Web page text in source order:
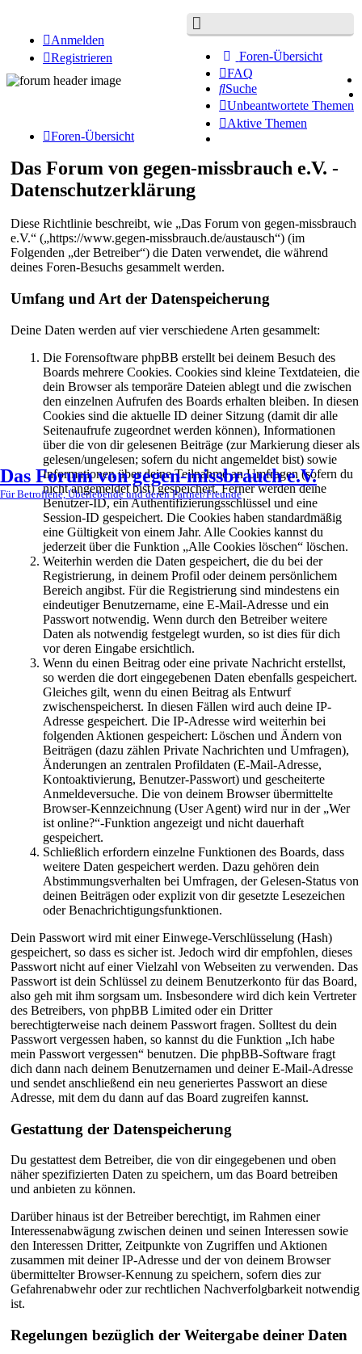
Foren-Übersicht
FAQ
Suche
Unbeantwortete Themen
Aktive Themen
Anmelden
Registrieren
Das Forum von gegen-missbrauch e.V.
Für Betroffene, Überlebende und deren Partner/Freunde
Foren-Übersicht
Das Forum von gegen-missbrauch e.V. -
Datenschutzerklärung
Diese Richtlinie beschreibt, wie „Das Forum von gegen-missbrauch
e.V.“ („https://www.gegen-missbrauch.de/austausch“) (im
Folgenden „der Betreiber“) die Daten verwendet, die während
deines Foren-Besuchs gesammelt werden.
Umfang und Art der Datenspeicherung
Deine Daten werden auf vier verschiedene Arten gesammelt:
Die Forensoftware phpBB erstellt bei deinem Besuch des
Boards mehrere Cookies. Cookies sind kleine Textdateien, die
dein Browser als temporäre Dateien ablegt und die zwischen
den einzelnen Aufrufen des Boards erhalten bleiben. In diesen
Cookies sind die aktuelle ID deiner Sitzung (damit dir alle
Seitenaufrufe zugeordnet werden können), Informationen
über die von dir gelesenen Beiträge (zur Markierung dieser als
gelesen/ungelesen; sofern du nicht angemeldet bist) sowie
Informationen über deine Teilnahme an Umfragen (sofern du
nicht angemeldet bist) gespeichert. Ferner werden deine
Benutzer-ID, ein Authentifizierungsschlüssel und eine
Session-ID gespeichert. Die Cookies haben standardmäßig
eine Gültigkeit von einem Jahr. Alle Cookies kannst du
jederzeit über die Funktion „Alle Cookies löschen“ löschen.
Weiterhin werden die Daten gespeichert, die du bei der
Registrierung, in deinem Profil oder deinem persönlichem
Bereich angibst. Für die Registrierung sind mindestens ein
eindeutiger Benutzername, eine E-Mail-Adresse und ein
Passwort notwendig. Wenn durch den Betreiber weitere
Daten als notwendig festgelegt wurden, so ist dies für dich
vor deren Eingabe ersichtlich.
Wenn du einen Beitrag oder eine private Nachricht erstellst,
so werden die dort eingegebenen Daten ebenfalls gespeichert.
Gleiches gilt, wenn du einen Beitrag als Entwurf
zwischenspeicherst. In diesen Fällen wird auch deine IP-
Adresse gespeichert. Die IP-Adresse wird weiterhin bei
folgenden Aktionen gespeichert: Löschen und Ändern von
Beiträgen (dazu zählen Private Nachrichten und Umfragen),
Änderungen an zentralen Profildaten (E-Mail-Adresse,
Kontoaktivierung, Benutzer-Passwort) und gescheiterte
Anmeldeversuche. Die von deinem Browser übermittelte
Browser-Kennzeichnung (User Agent) wird nur in der „Wer
ist online?“-Funktion angezeigt und nicht dauerhaft
gespeichert.
Schließlich erfordern einzelne Funktionen des Boards, dass
weitere Daten gespeichert werden. Dazu gehören dein
Abstimmungsverhalten bei Umfragen, der Gelesen-Status von
deinen Beiträgen oder explizit von dir gesetzte Lesezeichen
oder Benachrichtigungsfunktionen.
Dein Passwort wird mit einer Einwege-Verschlüsselung (Hash)
gespeichert, so dass es sicher ist. Jedoch wird dir empfohlen, dieses
Passwort nicht auf einer Vielzahl von Webseiten zu verwenden. Das
Passwort ist dein Schlüssel zu deinem Benutzerkonto für das Board,
also geh mit ihm sorgsam um. Insbesondere wird dich kein Vertreter
des Betreibers, von phpBB Limited oder ein Dritter
berechtigterweise nach deinem Passwort fragen. Solltest du dein
Passwort vergessen haben, so kannst du die Funktion „Ich habe
mein Passwort vergessen“ benutzen. Die phpBB-Software fragt
dich dann nach deinem Benutzernamen und deiner E-Mail-Adresse
und sendet anschließend ein neu generiertes Passwort an diese
Adresse, mit dem du dann auf das Board zugreifen kannst.
Gestattung der Datenspeicherung
Du gestattest dem Betreiber, die von dir eingegebenen und oben
näher spezifizierten Daten zu speichern, um das Board betreiben
und anbieten zu können.
Darüber hinaus ist der Betreiber berechtigt, im Rahmen einer
Interessenabwägung zwischen deinen und seinen Interessen sowie
den Interessen Dritter, Zeitpunkte von Zugriffen und Aktionen
zusammen mit deiner IP-Adresse und der von deinem Browser
übermittelter Browser-Kennung zu speichern, sofern dies zur
Gefahrenabwehr oder zur rechtlichen Nachverfolgbarkeit notwendig
ist.
Regelungen bezüglich der Weitergabe deiner Daten